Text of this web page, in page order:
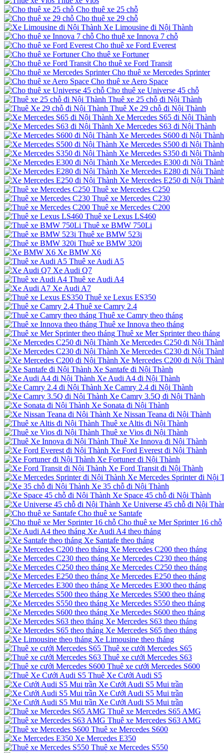
Cho thuê xe 25 chỗ
Cho thuê xe 29 chỗ
Xe Limousine đi Nội Thành
Cho thuê xe Innova 7 chỗ
Cho thuê xe Ford Everest
Cho thuê xe Fortuner
Cho thuê xe Ford Transit
Cho thuê xe Mercedes Sprinter
Cho thuê xe Aero Space
Cho thuê xe Universe 45 chỗ
Thuê xe 25 chỗ đi Nội Thành
Thuê Xe 29 chỗ đi Nội Thành
Xe Mercedes S65 đi Nội Thành
Xe Mercedes S63 đi Nội Thành
Xe Mercedes S600 đi Nội Thành
Xe Mercedes S500 đi Nội Thành
Xe Mercedes S350 đi Nội Thành
Xe Mercedes E300 đi Nội
Xe Mercedes E280 đi Nội
Xe Mercedes E250 đi Nội
Thuê xe Mercedes C250
Thuê xe Mercedes C230
Thuê xe Mercedes C200
Thuê xe Lexus LS460
Thuê xe BMW 750Li
Thuê xe BMW 523i
Thuê xe BMW 320i
Xe BMW X6
Thuê xe Audi A5
Xe Audi Q7
Thuê xe Audi A4
Xe Audi A7
Thuê xe Lexus ES350
Thuê xe Camry 2.4
Thuê xe Camry theo tháng
Thuê xe Innova theo tháng
Thuê xe Mer Sprinter theo tháng
Xe Mercedes C250 đi Nội
Xe Mercedes C230 đi Nội
Xe Mercedes C200 đi Nội
Xe Santafe đi Nội Thành
Xe Audi A4 đi Nội Thành
Xe Camry 2.4 đi Nội Thành
Xe Camry 3.5Q đi Nội Thành
Xe Sonata đi Nội Thành
Xe Nissan Teana đi Nội Thành
Thuê xe Altis đi Nội Thành
Thuê xe Vios đi Nội Thành
Thuê Xe Innova đi Nội Thành
Xe Ford Everest đi Nội Thành
Xe Fortuner đi Nội Thành
Xe Ford Transit đi Nội Thành
Xe Mercedes Sprinter đi Nội
Xe 35 chỗ đi Nội Thành
Xe Space 45 chỗ đi Nội Thành
Xe Universe 45 chỗ đi Nội
Cho thuê xe Santafe
Cho thuê xe Mer Sprinter 16 chỗ
Xe Audi A4 theo tháng
Xe Santafe theo tháng
Xe Mercedes C200 theo tháng
Xe Mercedes C230 theo tháng
Xe Mercedes C250 theo tháng
Xe Mercedes E250 theo tháng
Xe Mercedes E300 theo tháng
Xe Mercedes S500 theo tháng
Xe Mercedes S550 theo tháng
Xe Mercedes S600 theo tháng
Xe Mercedes S63 theo tháng
Xe Mercedes S65 theo tháng
Xe Limousine theo tháng
Thuê xe cưới Mercedes S65
Thuê xe cưới Mercedes S63
Thuê xe cưới Mercedes S600
Thuê Xe Cưới Audi S5
Xe Cưới Audi S5 Mui trần
Xe Cưới Audi S5 Mui trần
Xe Cưới Audi S5 Mui trần
Thuê xe Mercedes S65 AMG
Thuê xe Mercedes S63 AMG
Thuê xe Mercedes S600
Xe Mercedes E350
Thuê xe Mercedes S550